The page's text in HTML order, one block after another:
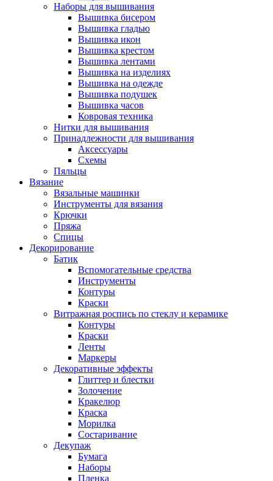
Наборы для вышивания
Вышивка бисером
Вышивка гладью
Вышивка икон
Вышивка крестом
Вышивка лентами
Вышивка на изделиях
Вышивка на одежде
Вышивка подушек
Вышивка часов
Ковровая техника
Нитки для вышивания
Принадлежности для вышивания
Аксессуары
Схемы
Пяльцы
Вязание
Вязальные машинки
Инструменты для вязания
Крючки
Пряжа
Спицы
Декорирование
Батик
Вспомогательные средства
Инструменты
Контуры
Краски
Витражная роспись по стеклу и керамике
Контуры
Краски
Ленты
Маркеры
Декоративные эффекты
Глиттер и блестки
Золочение
Кракелюр
Краска
Морилка
Состаривание
Декупаж
Бумага
Наборы
Пленка